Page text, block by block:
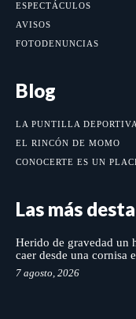
ESPECTÁCULOS
AVISOS
FOTODENUNCIAS
Blog
LA PUNTILLA DEPORTIVA
EL RINCÓN DE MOMO
CONOCERTE ES UN
Las más
Herido de gravedad un
caer desde una cornisa
7 agosto, 2026